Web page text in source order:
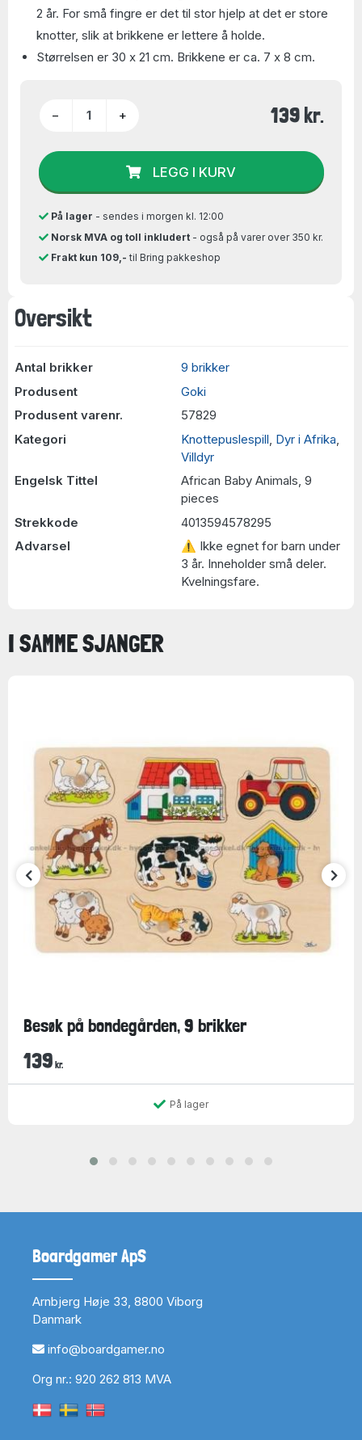
Oversikt
Antal brikker
9 brikker
Produsent
Goki
Produsent varenr.
57829
Kategori
Knottepuslespill Dyr i Afrika
Villdyr
Engelsk Tittel
African Baby Animals, 9
pieces
Strekkode
4013594578295
Advarsel
⚠ Ikke egnet for barn under
3 år. Inneholder små deler.
Kvelningsfare.
2 år. For små fingre er det til stor hjelp at det er store
knotter, slik at brikkene er lettere å holde.
Størrelsen er 30 x 21 cm. Brikkene er ca. 7 x 8 cm.
− + 139 kr.
LEGG I KURV
På lager - sendes i morgen kl. 12:00
Norsk MVA og toll inkludert- også på varer over 350 kr.
Frakt kun 109,- til Bring pakkeshop
I SAMME SJANGER
Besøk på bondegården, 9 brikker
139 kr.
På lager
Boardgamer ApS
Arnbjerg Høje 33, 8800 Viborg
Danmark
info@boardgamer.no
Org nr.: 920 262 813 MVA